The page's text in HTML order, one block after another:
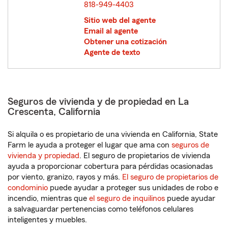
818-949-4403
Sitio web del agente
Email al agente
Obtener una cotización
Agente de texto
Seguros de vivienda y de propiedad en La
Crescenta, California
Si alquila o es propietario de una vivienda en California, State
Farm le ayuda a proteger el lugar que ama con seguros de
vivienda y propiedad. El seguro de propietarios de vivienda
ayuda a proporcionar cobertura para pérdidas ocasionadas
por viento, granizo, rayos y más. El seguro de propietarios de
condominio puede ayudar a proteger sus unidades de robo e
incendio, mientras que el seguro de inquilinos puede ayudar
a salvaguardar pertenencias como teléfonos celulares
inteligentes y muebles.